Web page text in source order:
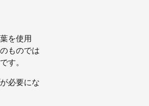
を使用
ものでは
す。
必要にな